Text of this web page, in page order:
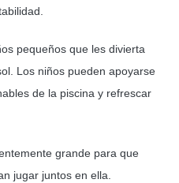
pequeños que les divierta
Los niños pueden apoyarse
de la piscina y refrescar
grande para que
jugar juntos en ella.